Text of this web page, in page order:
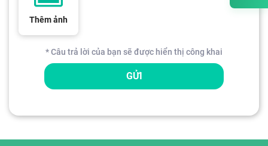
Thêm ảnh
* Câu trả lời của bạn sẽ được hiển thị công khai
GỬI